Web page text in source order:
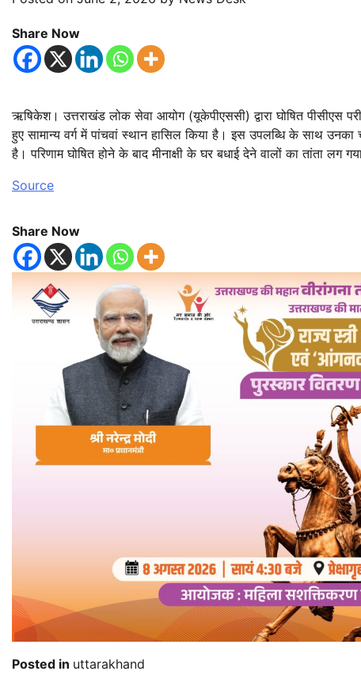
Share Now
ऋषिकेश। उत्तराखंड लोक सेवा आयोग (यूकेपीएससी) द्वारा घोषित पीसीएस
हुए सामान्य वर्ग में पांचवां स्थान हासिल किया है। इस उपलब्धि के साथ
है। परिणाम घोषित होने के बाद मीनाक्षी के घर बधाई देने वालों का तांता लग
Source
Share Now
Posted in uttarakhand